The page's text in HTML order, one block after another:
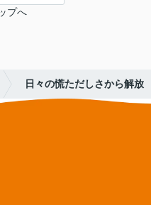
プへ
日々の慌ただしさから解放